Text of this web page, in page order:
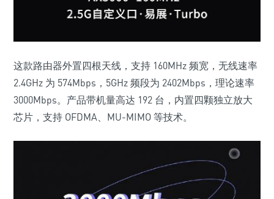
这款路由器外置四根天线，支持 160MHz 频宽，无线速率
2.4GHz 为 574Mbps，5GHz 频段为 2402Mbps，理论速率
3000Mbps。 产品带机量高达 192 台，内置四颗独立放大
芯片 ，支持 OFDMA、MU-MIMO 等技术。